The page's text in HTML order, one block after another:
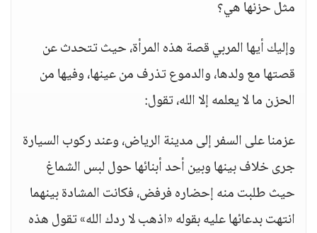
مثل حزنها هي؟
وإليك أيها المربي قصة هذه المرأة، حيث تتحدث عن
قصتها مع ولدها، والدموع تذرف من عينها، وفيها من
الحزن ما لا يعلمه إلا الله، تقول:
عزمنا على السفر إلى مدينة الرياض، وعند ركوب السيارة
جرى خلاف بينها وبين أحد أبنائها حول لبس الشماغ
حيث طلبت منه إحضاره فرفض، فكانت المشادة بينهما
انتهت بدعائها عليه بقوله «اذهب لا ردك الله» تقول هذه